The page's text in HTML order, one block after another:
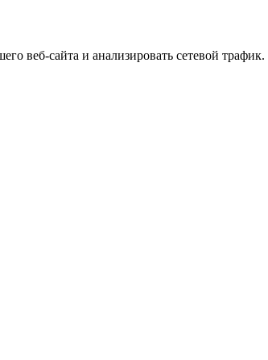
веб-сайта и анализировать сетевой трафик.